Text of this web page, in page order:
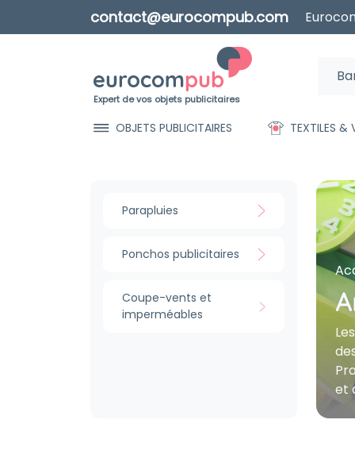
contact@eurocompub.com
Expert de vos objets publicitaires
OBJETS PUBLICITAIRES TEXTILES &
Parapluies
Ponchos publicitaires
Coupe-vents et
imperméables
et